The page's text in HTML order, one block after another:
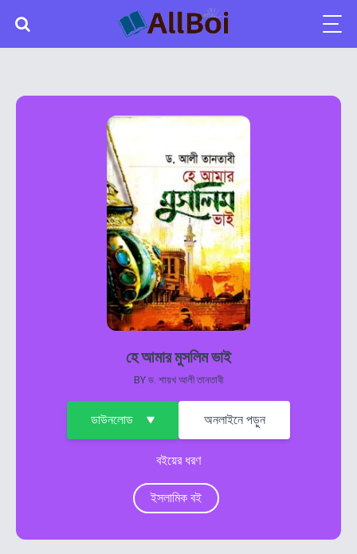
হে আমার মুসলিম ভাই
BYড. শায়খ আলী তানতাবী
ডাউনলোড অনলাইনে পড়ুন
বইয়ের ধরণ
ইসলামিক বই